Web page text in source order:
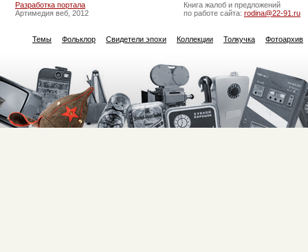
Разработка портала
Артимедия веб, 2012
Книга жалоб и предложений
по работе сайта: rodina@22-91.ru
Темы Фольклор Свидетели эпохи Коллекции Толкучка Фотоархив